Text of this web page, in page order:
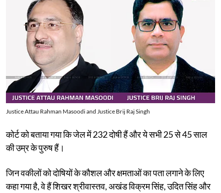
Justice Attau Rahman Masoodi and Justice Brij Raj Singh
कोर्ट को बताया गया कि जेल में 232 दोषी हैं और ये सभी 25 से 45 साल
की उम्र के पुरुष हैं।
जिन वकीलों को दोषियों के कौशल और क्षमताओं का पता लगाने के लिए
कहा गया है, वे हैं शिखर श्रीवास्तव, अखंड विक्रम सिंह, उदित सिंह और